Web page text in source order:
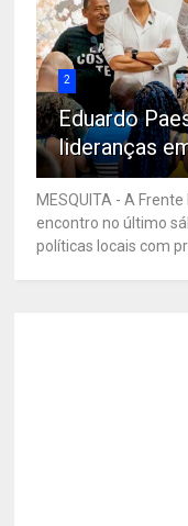
2
Eduardo
lideranças
MESQUITA - A
encontro no último
políticas locais com